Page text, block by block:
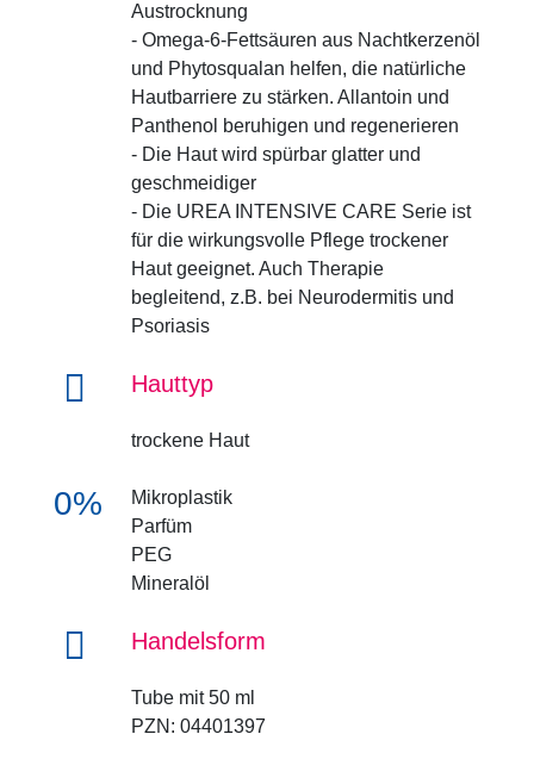
Austrocknung
- Omega-6-Fettsäuren aus Nachtkerzenöl
und Phytosqualan helfen, die natürliche
Hautbarriere zu stärken. Allantoin und
Panthenol beruhigen und regenerieren
- Die Haut wird spürbar glatter und
geschmeidiger
- Die UREA INTENSIVE CARE Serie ist
für die wirkungsvolle Pflege trockener
Haut geeignet. Auch Therapie
begleitend, z.B. bei Neurodermitis und
Psoriasis
Hauttyp
trockene Haut
0%
Mikroplastik
Parfüm
PEG
Mineralöl
Handelsform
Tube mit 50 ml
PZN: 04401397